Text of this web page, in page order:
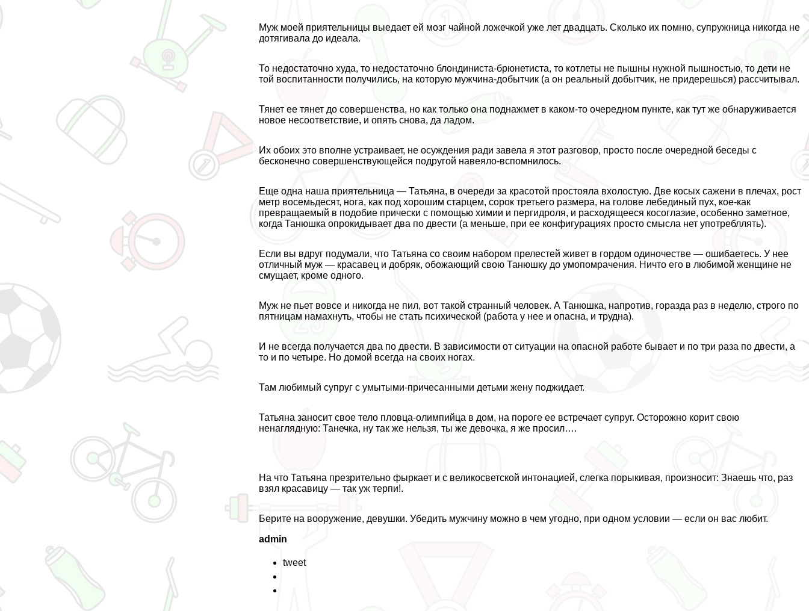
Муж моей приятельницы выедает ей мозг чайной ложечкой уже лет двадцать. Сколько их помню, супружница никогда не
дотягивала до идеала.
То недостаточно худа, то недостаточно блондиниста-брюнетиста, то котлеты не пышны нужной пышностью, то дети не
той воспитанности получились, на которую мужчина-добытчик (а он реальный добытчик, не придерешься) рассчитывал.
Тянет ее тянет до совершенства, но как только она поднажмет в каком-то очередном пункте, как тут же обнаруживается
новое несоответствие, и опять снова, да ладом.
Их обоих это вполне устраивает, не осуждения ради завела я этот разговор, просто после очередной беседы с
бесконечно совершенствующейся подругой навеяло-вспомнилось.
Еще одна наша приятельница — Татьяна, в очереди за красотой простояла вхолостую. Две косых сажени в плечах, рост
метр восемьдесят, нога, как под хорошим старцем, сорок третьего размера, на голове лебединый пух, кое-как
превращаемый в подобие прически с помощью химии и пергидроля, и расходящееся косоглазие, особенно заметное,
когда Танюшка опрокидывает два по двести (а меньше, при ее конфигурациях просто смысла нет употрeбллять).
Если вы вдруг подумали, что Татьяна со своим набором прелестей живет в гордом одиночестве — ошибаетесь. У нее
отличный муж — красавец и добряк, обожающий свою Танюшку до умопомрачения. Ничто его в любимой женщине не
смущает, кроме одного.
Муж не пьет вовсе и никогда не пил, вот такой странный человек. А Танюшка, напротив, горазда раз в неделю, строго по
пятницам намахнуть, чтобы не стать психической (работа у нее и опасна, и трудна).
И не всегда получается два по двести. В зависимости от ситуации на опасной работе бывает и по три раза по двести, а
то и по четыре. Но домой всегда на своих ногах.
Там любимый супруг с умытыми-причесанными детьми жену поджидает.
Татьяна заносит свое тело пловца-олимпийца в дом, на пороге ее встречает супруг. Осторожно корит свою
ненаглядную: Танечка, ну так же нельзя, ты же дeвoчка, я же просил….
На что Татьяна презрительно фыркает и с великосветской интонацией, слегка порыкивая, произносит: Знаешь что, раз
взял красавицу — так уж терпи!.
Берите на вооружение, дeвyшки. Убедить мужчину можно в чем угодно, при одном условии — если он вас любит.
admin
tweet